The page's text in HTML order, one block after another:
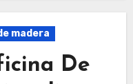
madera
De